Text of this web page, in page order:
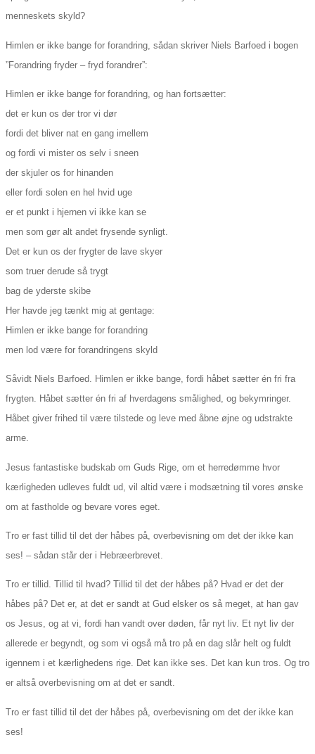
menneskets skyld?
Himlen er ikke bange for forandring, sådan skriver Niels Barfoed i bogen
”Forandring fryder – fryd forandrer”:
Himlen er ikke bange for forandring, og han fortsætter:
det er kun os der tror vi dør
fordi det bliver nat en gang imellem
og fordi vi mister os selv i sneen
der skjuler os for hinanden
eller fordi solen en hel hvid uge
er et punkt i hjernen vi ikke kan se
men som gør alt andet frysende synligt.
Det er kun os der frygter de lave skyer
som truer derude så trygt
bag de yderste skibe
Her havde jeg tænkt mig at gentage:
Himlen er ikke bange for forandring
men lod være for forandringens skyld
Såvidt Niels Barfoed. Himlen er ikke bange, fordi håbet sætter én fri fra
frygten. Håbet sætter én fri af hverdagens smålighed, og bekymringer.
Håbet giver frihed til være tilstede og leve med åbne øjne og udstrakte
arme.
Jesus fantastiske budskab om Guds Rige, om et herredømme hvor
kærligheden udleves fuldt ud, vil altid være i modsætning til vores ønske
om at fastholde og bevare vores eget.
Tro er fast tillid til det der håbes på, overbevisning om det der ikke kan
ses! – sådan står der i Hebræerbrevet.
Tro er tillid. Tillid til hvad? Tillid til det der håbes på? Hvad er det der
håbes på? Det er, at det er sandt at Gud elsker os så meget, at han gav
os Jesus, og at vi, fordi han vandt over døden, får nyt liv. Et nyt liv der
allerede er begyndt, og som vi også må tro på en dag slår helt og fuldt
igennem i et kærlighedens rige. Det kan ikke ses. Det kan kun tros. Og tro
er altså overbevisning om at det er sandt.
Tro er fast tillid til det der håbes på, overbevisning om det der ikke kan
ses!